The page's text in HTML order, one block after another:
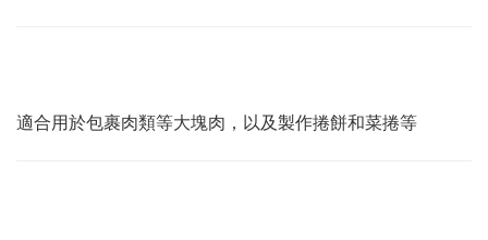
適合用於包裹肉類等大塊肉，以及製作捲餅和菜捲等